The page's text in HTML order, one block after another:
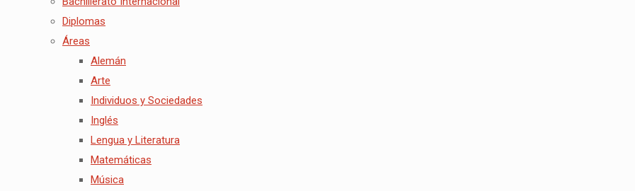
Diplomas
Áreas
Alemán
Arte
Individuos y Sociedades
Inglés
Lengua y Literatura
Matemáticas
Música